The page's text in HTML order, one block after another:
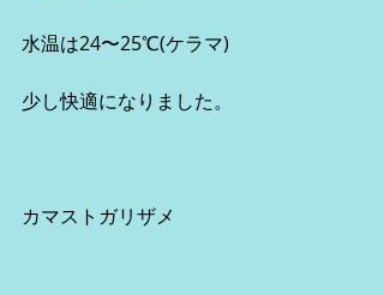
水温は24〜25℃(ケラマ)
少し快適になりました。
カマストガリザメ